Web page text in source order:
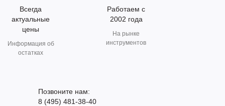
Всегда
актуальные
цены
Информация об
остатках
Работаем с
2002 года
На рынке
инструментов
Позвоните нам:
8 (495) 481-38-40